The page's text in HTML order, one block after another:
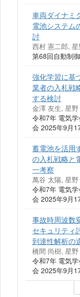
車両ダイナミ
電池システム
討
西村 憲二郎,
第68回自動制
強化学習に基
業者の入札戦
する検討
金澤 友生, 星
令和7年 電気
会 2025年9月
蓄電池を活用
の入札戦略と
一考察
萬谷 太陽, 星
令和7年 電気
会 2025年9月
事故時周波数
セキュリティ
到達性解析の
橋間 尚樹, 星
令和7年 電気
会 2025年9月